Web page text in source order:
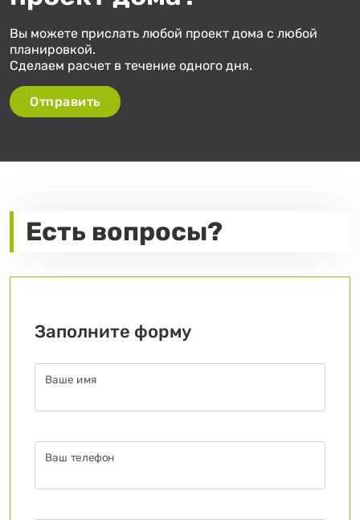
Вы можете прислать любой проект дома с любой
планировкой.
Сделаем расчет в течение одного дня.
Отправить
Есть вопросы?
Заполните форму
Ваше имя
Ваш телефон